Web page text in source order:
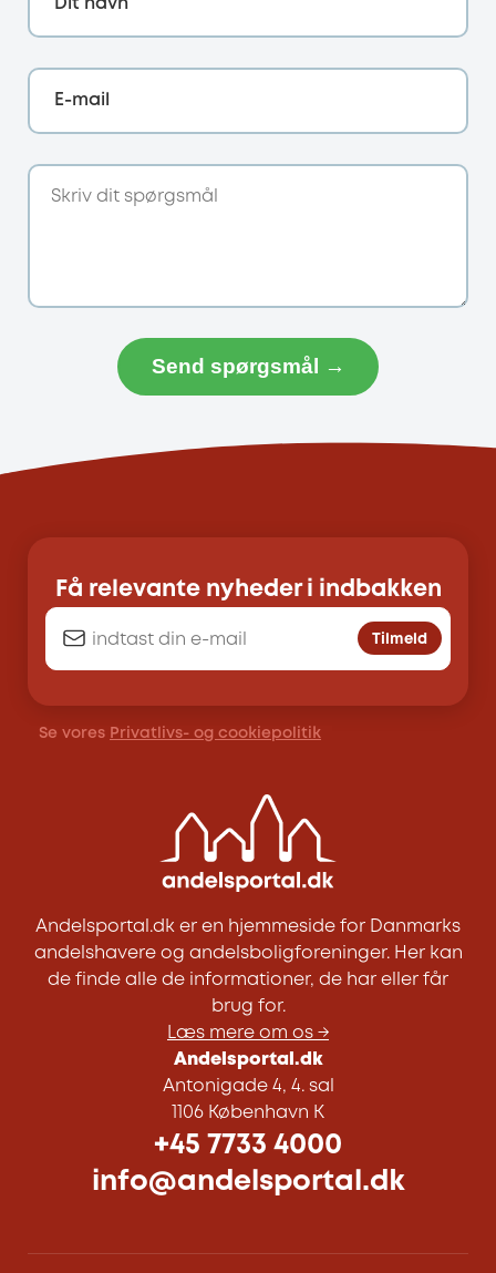
Dit navn
E-mail
Send spørgsmål →
Få relevante nyheder i indbakken
Tilmeld
Se vores Privatlivs- og cookiepolitik
Andelsportal.dk er en hjemmeside for Danmarks
andelshavere og andelsboligforeninger. Her kan
de finde alle de informationer, de har eller får
brug for.
Læs mere om os →
Andelsportal.dk
Antonigade 4, 4. sal
1106 København K
+45 7733 4000
info@andelsportal.dk